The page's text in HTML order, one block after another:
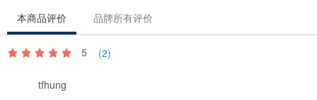
安全处所，避免孩童误食。
◆注意事项：
使用及品质，请以收到的实际商品为主。
本商品评价 品牌所有评价
5 (2)
tfhung